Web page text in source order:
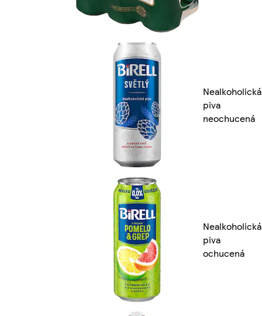
Nealkoholická
piva
neochucená
Nealkoholická
piva
ochucená